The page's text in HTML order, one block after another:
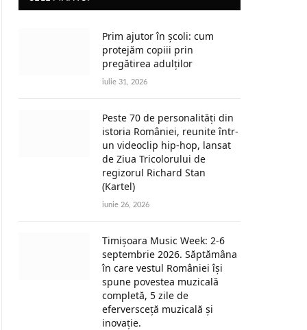
Prim ajutor în școli: cum
protejăm copiii prin
pregătirea adulților
iulie 31, 2026
Peste 70 de personalități din
istoria României, reunite într-
un videoclip hip-hop, lansat
de Ziua Tricolorului de
regizorul Richard Stan
(Kartel)
iunie 26, 2026
Timișoara Music Week: 2-6
septembrie 2026. Săptămâna
în care vestul României își
spune povestea muzicală
completă, 5 zile de
eferversceță muzicală și
inovație.